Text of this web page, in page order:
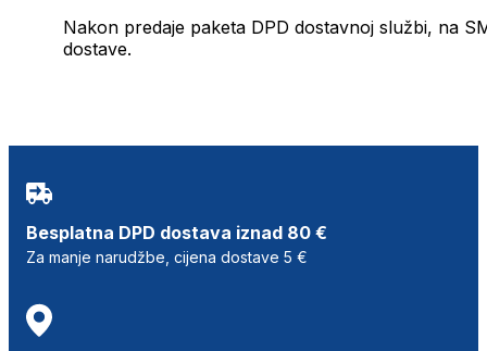
Nakon predaje paketa DPD dostavnoj službi, na
dostave.
Besplatna DPD dostava iznad 80 €
Za manje narudžbe, cijena dostave 5 €